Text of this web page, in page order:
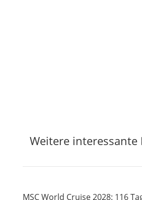
Weitere interessante
MSC World Cruise 2028: 116